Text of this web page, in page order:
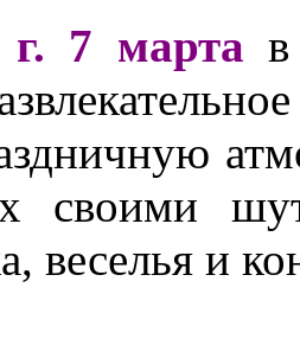
7 марта
своими
веселья и